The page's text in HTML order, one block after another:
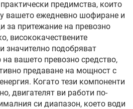
ултравиолетови лъчи
предимства, които
вашето ежедневно шофиране и
за притежание на превозно
висококачествените
значително подобряват
вашето превозно средство,
предаване на мощност с
Когато тези компоненти
двигателят ви работи по-
си диапазон, което води